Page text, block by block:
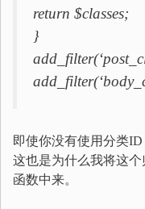
return $classes;
}
即使你没有使用分类
这也是为什么我将这个
函数中来。